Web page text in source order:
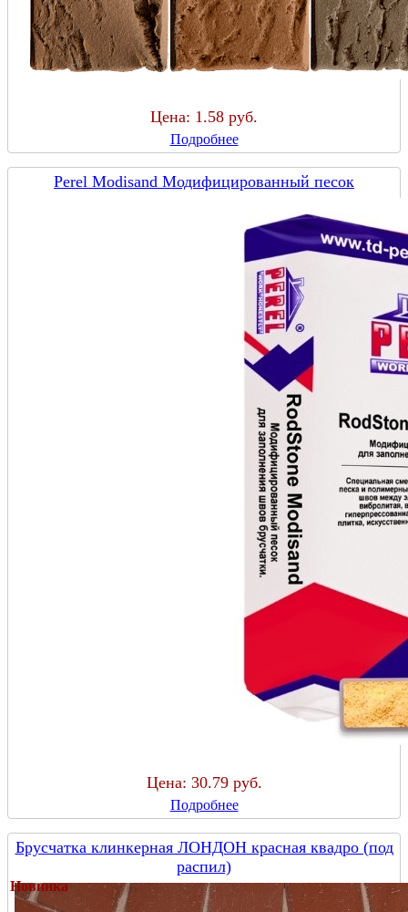
Цена: 1.58 руб.
Подробнее
Perel Modisand Модифицированный песок
Цена: 30.79 руб.
Подробнее
Брусчатка клинкерная ЛОНДОН красная квадро (под
распил)
Новинка